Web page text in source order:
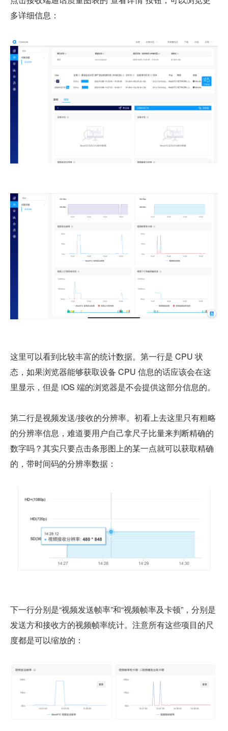
多详细信息：
这里可以看到比较丰富的统计数据。第一行是 CPU 状
态，如果浏览器能够获取设备 CPU 信息的话应该会在这
里显示，但是 iOS 端的浏览器是不会提供这部分信息的。
第二行是视频发送/接收的分辨率。初看上去这里只有粗略
的分辨率信息，难道要用户自己拿尺子比量来判断精确的
数字吗？其实只要点击条形图上的某一点就可以获取精确
的，带时间码的分辨率数据：
下一行分别是“视频发送帧率”和“视频帧率及卡顿”，分别是
发送方和接收方的视频帧率统计。注意所有这些项目的尺
度都是可以缩放的：